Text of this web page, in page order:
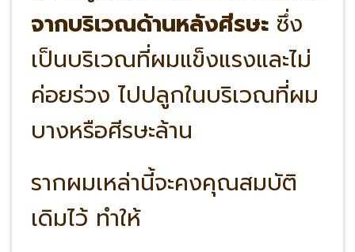
จากบริเวณด้านหลังศีรษะซึ่ง
เป็นบริเวณที่ผมแข็งแรงและไม่
ค่อยร่วง ไปปลูกในบริเวณที่ผม
บางหรือศีรษะล้าน
รากผมเหล่านี้จะคงคุณสมบัติ
เดิมไว้ ทำให้